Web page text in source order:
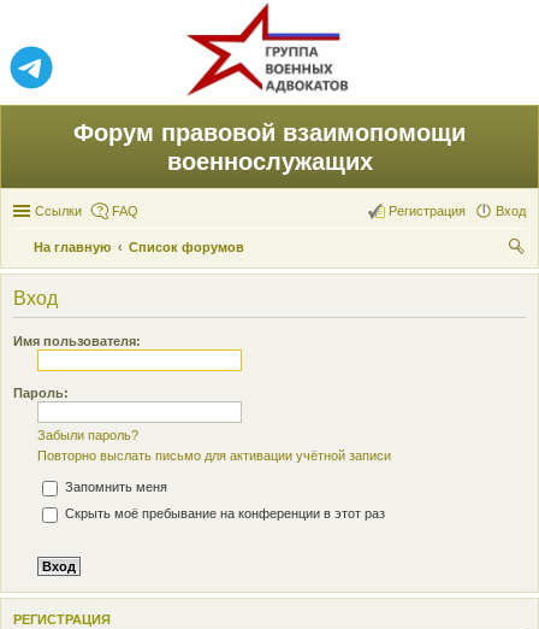
Форум правовой взаимопомощи
военнослужащих
Ссылки FAQ Вход
Регистрация
На главную
Список форумов
ои
Вход
Имя пользователя:
Пароль:
Забыли пароль?
Повторно выслать письмо для активации учётной записи
Запомнить меня
Скрыть моё пребывание на конференции в этот раз
РЕГИСТРАЦИЯ